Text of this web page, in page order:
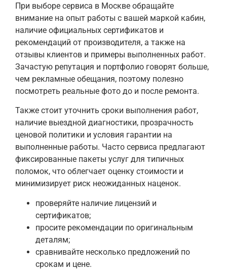
При выборе сервиса в Москве обращайте
внимание на опыт работы с вашей маркой кабин,
наличие официальных сертификатов и
рекомендаций от производителя, а также на
отзывы клиентов и примеры выполненных работ.
Зачастую репутация и портфолио говорят больше,
чем рекламные обещания, поэтому полезно
посмотреть реальные фото до и после ремонта.
Также стоит уточнить сроки выполнения работ,
наличие выездной диагностики, прозрачность
ценовой политики и условия гарантии на
выполненные работы. Часто сервиса предлагают
фиксированные пакеты услуг для типичных
поломок, что облегчает оценку стоимости и
минимизирует риск неожиданных наценок.
проверяйте наличие лицензий и
сертификатов;
просите рекомендации по оригинальным
деталям;
сравнивайте несколько предложений по
срокам и цене.